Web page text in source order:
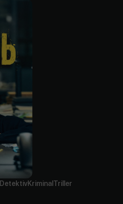
DetektivKriminal Triller